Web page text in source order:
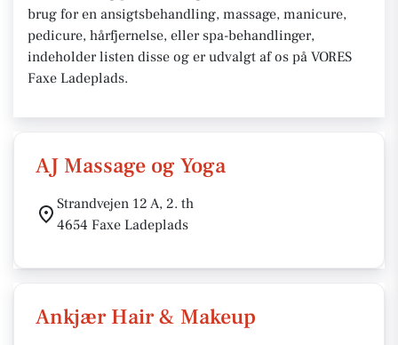
brug for en ansigtsbehandling, massage, manicure,
pedicure, hårfjernelse, eller spa-behandlinger,
indeholder listen disse og er udvalgt af os på VORES
Faxe Ladeplads.
AJ Massage og Yoga
Strandvejen 12 A, 2. th
4654 Faxe Ladeplads
Ankjær Hair & Makeup